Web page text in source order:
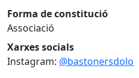
Forma de constitució
Associació
Xarxes socials
Instagram: @bastonersdolo